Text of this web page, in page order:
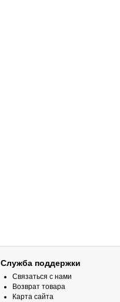
Служба поддержки
Связаться с нами
Возврат товара
Карта сайта